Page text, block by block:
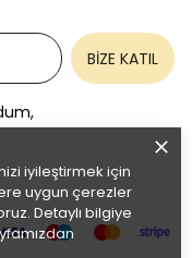
iyileştirmek için
uygun çerezler
Detaylı bilgiye
BİZE KATIL